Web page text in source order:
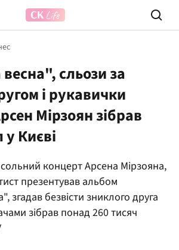
сльози за
і рукавички
Мірзоян зібрав
Києві
сольний концерт Арсена Мірзояна,
презентував альбом
згадав безвісти зниклого друга
зібрав понад 260 тисяч